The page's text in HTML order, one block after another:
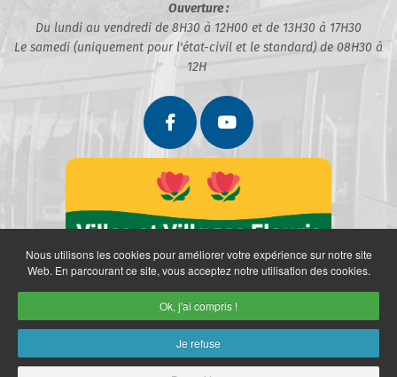
Ouverture :
Du lundi au vendredi de 8H30 à 12H00 et de 13H30 à 17H30
Le samedi (uniquement pour l'état-civil et le standard) de 08H30 à
12H
Nous utilisons les cookies pour améliorer votre expérience sur notre site
Web. En parcourant ce site, vous acceptez notre utilisation des cookies.
Ok, j'ai compris !
Je refuse